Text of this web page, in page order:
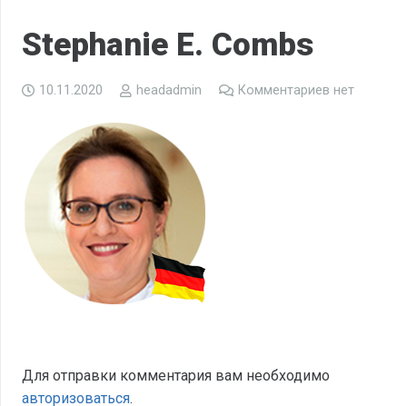
Stephanie E. Combs
10.11.2020 headadmin Комментариев нет
Для отправки комментария вам необходимо
авторизоваться.